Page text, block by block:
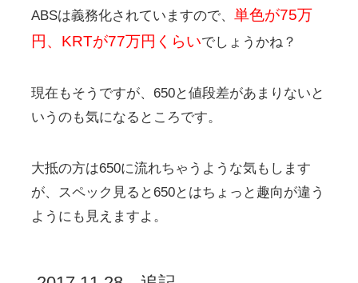
ABSは義務化されていますので、 単色が75万
円、KRTが77万円くらいでしょうかね？
現在もそうですが、650と値段差があまりないと
いうのも気になるところです。
大抵の方は650に流れちゃうような気もします
が、スペック見ると650とはちょっと趣向が違う
ようにも見えますよ。